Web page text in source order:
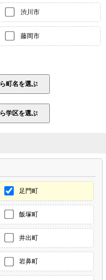
渋川市
藤岡市
足門町
飯塚町
井出町
岩鼻町